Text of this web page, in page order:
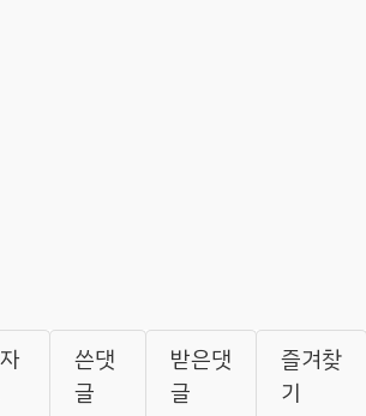
쓴댓
글
받은댓
글
즐겨찾
기